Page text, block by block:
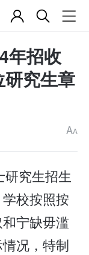
年招收
究生章
AA
究生招生
校按照按
宁缺毋滥
况，特制